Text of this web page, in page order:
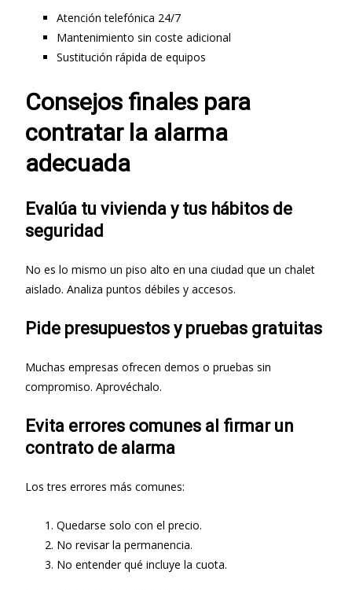
Atención telefónica 24/7
Mantenimiento sin coste adicional
Sustitución rápida de equipos
Consejos finales para
contratar la alarma
adecuada
Evalúa tu vivienda y tus hábitos de
seguridad
No es lo mismo un piso alto en una ciudad que un chalet
aislado. Analiza puntos débiles y accesos.
Pide presupuestos y pruebas gratuitas
Muchas empresas ofrecen demos o pruebas sin
compromiso. Aprovéchalo.
Evita errores comunes al firmar un
contrato de alarma
Los tres errores más comunes:
Quedarse solo con el precio.
No revisar la permanencia.
No entender qué incluye la cuota.